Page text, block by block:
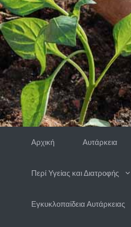
Μετάβαση
σε
περιεχόμενο
Αρχική Αυτάρκεια
Περί Υγείας και Διατροφής
Εγκυκλοπαίδεια Αυτάρκειας